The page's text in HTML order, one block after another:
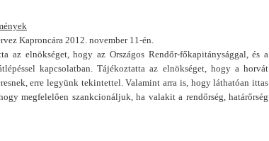
Kaproncára 2012. november 11-én.
az elnökséget, hogy az Országos Rendőr-főkapitánysággal, és a
kapcsolatban. Tájékoztatta az elnökséget, hogy a horvát
erre legyünk tekintettel. Valamint arra is, hogy láthatóan ittas
megfelelően szankcionáljuk, ha valakit a rendőrség, határőrség